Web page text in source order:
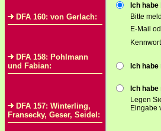
DFA 160: von Gerlach:
DFA 158: Pohlmann
und Fabian:
DFA 157: Winterling,
Fransecky, Geser, Seidel:
Ich
Bitte
E-Mail
Ich
Ich
Legen
Eingabe